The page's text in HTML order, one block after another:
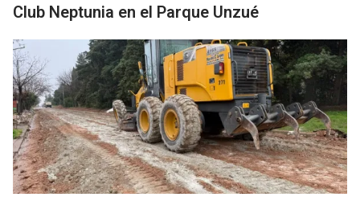
Club Neptunia en el Parque Unzué